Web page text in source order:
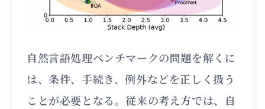
自然言語処理ベンチマークの問題を解くに
は、条件、手続き、例外などを正しく扱う
ことが必要となる。従来の考え方では、自